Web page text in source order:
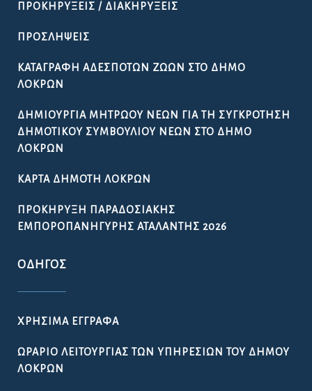
ΠΡΟΚΗΡΎΞΕΙΣ / ΔΙΑΚΗΡΎΞΕΙΣ
ΠΡΟΣΛΉΨΕΙΣ
ΚΑΤΑΓΡΑΦΉ ΑΔΈΣΠΟΤΩΝ ΖΏΩΝ ΣΤΟ ΔΉΜΟ
ΛΟΚΡΏΝ
ΔΗΜΙΟΥΡΓΊΑ ΜΗΤΡΏΟΥ ΝΈΩΝ ΓΙΑ ΤΗ ΣΥΓΚΡΌΤΗΣΗ
ΔΗΜΟΤΙΚΟΎ ΣΥΜΒΟΥΛΊΟΥ ΝΈΩΝ ΣΤΟ ΔΉΜΟ
ΛΟΚΡΏΝ
ΚΆΡΤΑ ΔΗΜΌΤΗ ΛΟΚΡΏΝ
ΠΡΟΚΉΡΥΞΗ ΠΑΡΑΔΟΣΙΑΚΉΣ
ΕΜΠΟΡΟΠΑΝΉΓΥΡΗΣ ΑΤΑΛΆΝΤΗΣ 2026
ΟΔΗΓΌΣ
ΧΡΉΣΙΜΑ ΈΓΓΡΑΦΑ
ΩΡΆΡΙΟ ΛΕΙΤΟΥΡΓΊΑΣ ΤΩΝ ΥΠΗΡΕΣΙΏΝ ΤΟΥ ΔΉΜΟΥ
ΛΟΚΡΏΝ